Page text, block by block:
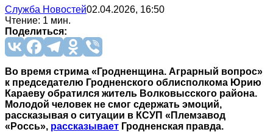
Служба Новостей02.04.2026, 16:50
Чтение: 1 мин.
Поделиться:
Во время стрима «Гродненщина. Аграрный вопрос»
к председателю Гродненского облисполкома Юрию
Караеву обратился житель Волковысского района.
Молодой человек не смог сдержать эмоций,
рассказывая о ситуации в КСУП «Племзавод
«Россь», рассказывает Гродненская правда.